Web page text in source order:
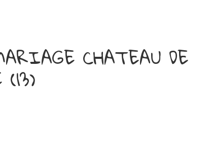
CHATEAU DE